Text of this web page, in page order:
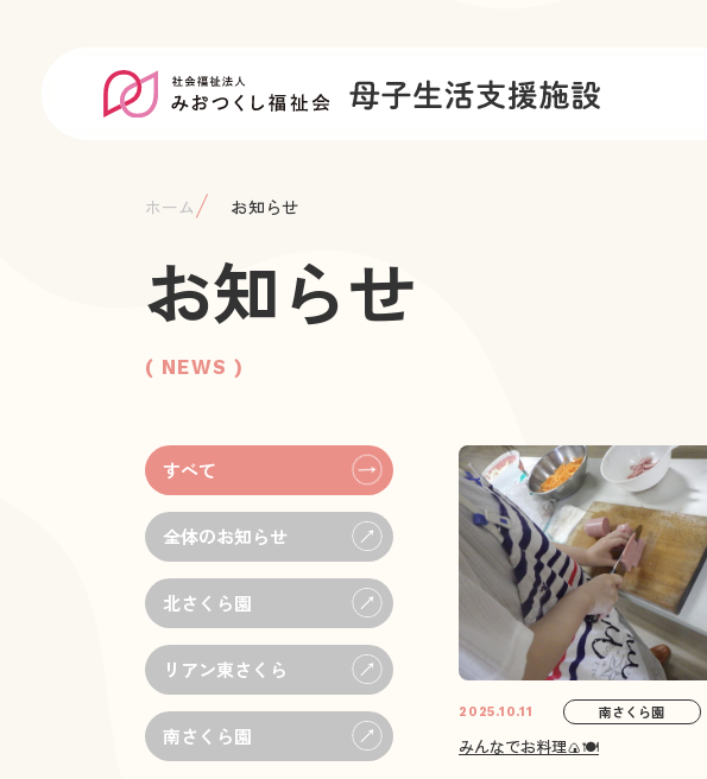
ホーム お知らせ
お知らせ
( NEWS )
すべて
全体のお知らせ
北さくら園
リアン東さくら
南さくら園
2025.10.11 南さくら園
みんなでお料理🍙🍽️